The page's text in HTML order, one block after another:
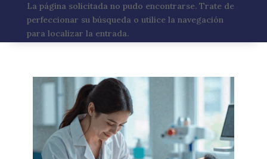
La página solicitada no pudo encontrarse. Trate de
perfeccionar su búsqueda o utilice la navegación
para localizar la entrada.